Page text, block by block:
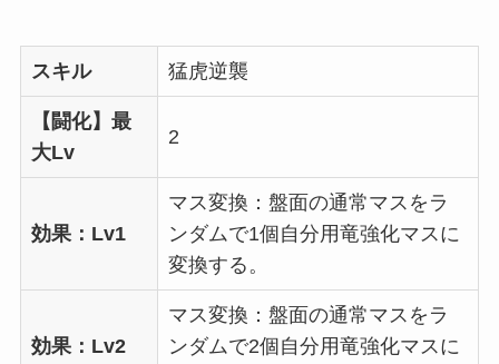
スキル 猛虎逆襲
【闘化】最
大Lv
2
効果：Lv1
マス変換：盤面の通常マスをラ
ンダムで1個自分用竜強化マスに
変換する。
効果：Lv2
マス変換：盤面の通常マスをラ
ンダムで2個自分用竜強化マスに